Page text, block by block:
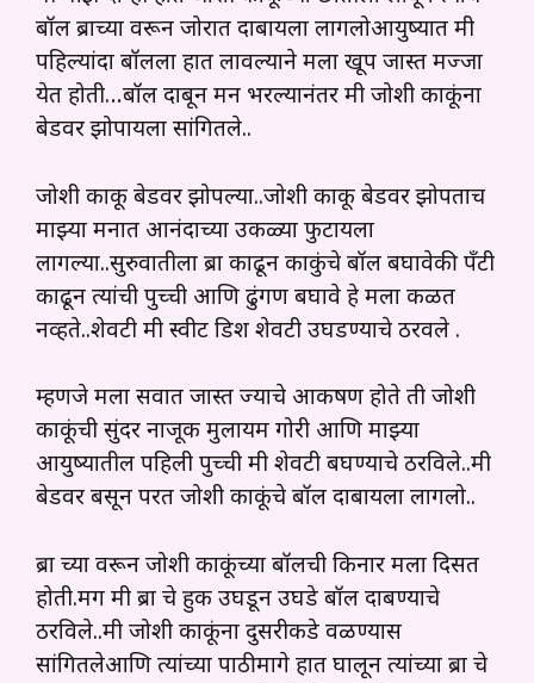
बॉल ब्राच्या वरून जोरात दाबायला लागलोआयुष्यात मी
पहिल्यांदा बॉलला हात लावल्याने मला खूप जास्त मज्जा
येत होती…बॉल दाबून मन भरल्यानंतर मी जोशी काकूंना
बेडवर झोपायला सांगितले..
जोशी काकू बेडवर झोपल्या..जोशी काकू बेडवर झोपताच
माझ्या मनात आनंदाच्या उकळ्या फुटायला
लागल्या..सुरुवातीला ब्रा काढून काकुंचे बॉल बघावेकी पॅंटी
काढून त्यांची पुच्ची आणि ढुंगण बघावे हे मला कळत
नव्हते..शेवटी मी स्वीट डिश शेवटी उघडण्याचे ठरवले .
म्हणजे मला सर्वात जास्त ज्याचे आकर्षण होते ती जोशी
काकूंची सुंदर नाजूक मुलायम गोरी आणि माझ्या
आयुष्यातील पहिली पुच्ची मी शेवटी बघण्याचे ठरविले..मी
बेडवर बसून परत जोशी काकूंचे बॉल दाबायला लागलो..
ब्रा च्या वरून जोशी काकूंच्या बॉलची किनार मला दिसत
होती.मग मी ब्रा चे हुक उघडून उघडे बॉल दाबण्याचे
ठरविले..मी जोशी काकूंना दुसरीकडे वळण्यास
सांगितलेआणि त्यांच्या पाठीमागे हात घालून त्यांच्या ब्रा चे